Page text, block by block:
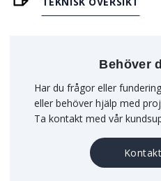
Behöver
Har du frågor eller
eller behöver hjälp med
Ta kontakt med vår